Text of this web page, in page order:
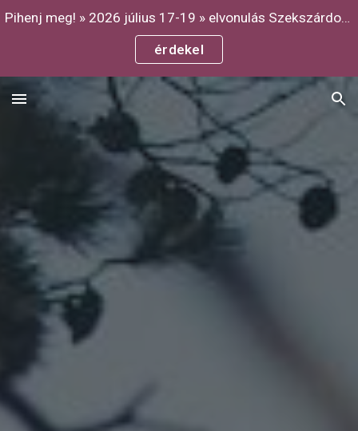
Skip to main content
Pihenj meg! » 2026 július 17-19 » elvonulás Szekszárdon a Fuksz-völgy Resorban
érdekel